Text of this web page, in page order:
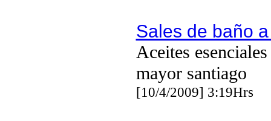
Sales de baño
Aceites
mayor santiago
[10/4/2009] 3:19Hrs